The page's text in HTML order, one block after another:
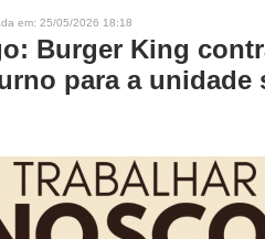
em: 25/05/2026 18:18
Burger King
para a